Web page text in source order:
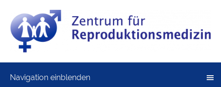
Navigation einblenden